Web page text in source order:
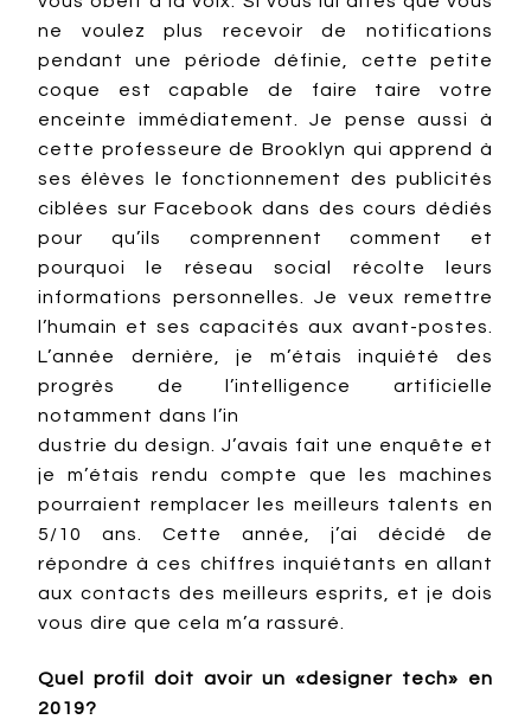
ne voulez plus recevoir de notifications
pendant une période définie, cette petite
coque est capable de faire taire votre
enceinte immédiatement. Je pense aussi à
cette professeure de Brooklyn qui apprend à
ses élèves le fonctionnement des publicités
ciblées sur Facebook dans des cours dédiés
pour qu’ils comprennent comment et
pourquoi le réseau social récolte leurs
informations personnelles. Je veux remettre
l’humain et ses capacités aux avant-postes.
L’année dernière, je m’étais inquiété des
progrès de l’intelligence artificielle
notamment dans l’in
dustrie du design. J’avais fait une enquête et
je m’étais rendu compte que les machines
pourraient remplacer les meilleurs talents en
5/10 ans. Cette année, j’ai décidé de
répondre à ces chiffres inquiétants en allant
aux contacts des meilleurs esprits, et je dois
vous dire que cela m’a rassuré.
Quel profil doit avoir un «designer tech» en
2019?